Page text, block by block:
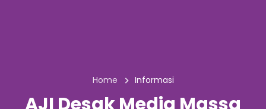
Home Informasi